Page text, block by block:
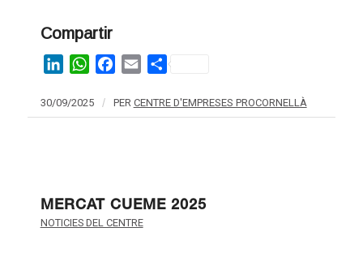
Compartir
LinkedInWhatsAppFacebook
EmailShare
30/09/2025 / PER CENTRE D'EMPRESES PROCORNELLÀ
MERCAT CUEME 2025
NOTICIES DEL CENTRE